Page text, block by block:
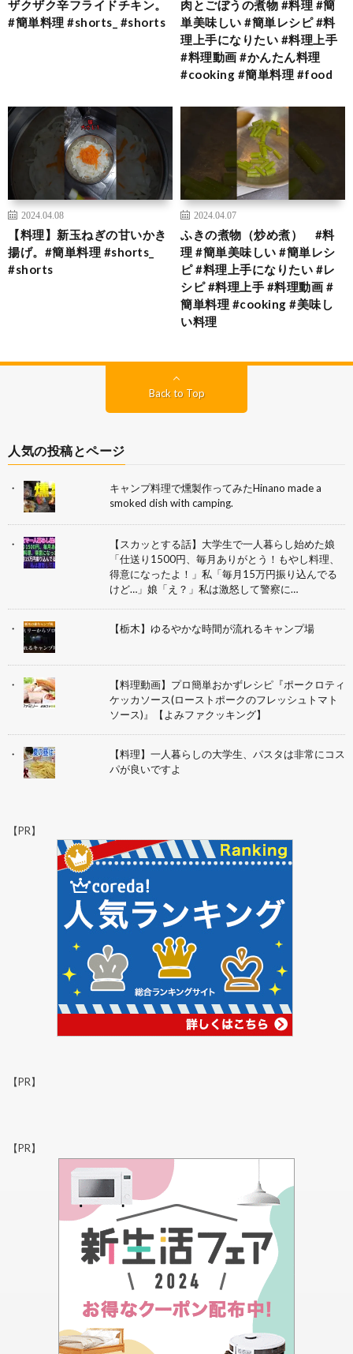
ザクザク辛フライドチキン。
#簡単料理 #shorts_ #shorts
肉とごぼうの煮物 #料理 #簡
単美味しい #簡単レシピ #料
理上手になりたい #料理上手
#料理動画 #かんたん料理
#cooking #簡単料理 #food
2024.04.08
【料理】新玉ねぎの甘いかき
揚げ。#簡単料理 #shorts_
#shorts
2024.04.07
ふきの煮物（炒め煮） #料
理 #簡単美味しい #簡単レシ
ピ #料理上手になりたい #レ
シピ #料理上手 #料理動画 #
簡単料理 #cooking #美味し
い料理
Back to Top
人気の投稿とページ
キャンプ料理で燻製作ってみたHinano made a
smoked dish with camping.
【スカッとする話】大学生で一人暮らし始めた娘
「仕送り1500円、毎月ありがとう！もやし料理、
得意になったよ！」私「毎月15万円振り込んでる
けど…」娘「え？」私は激怒して警察に…
【栃木】ゆるやかな時間が流れるキャンプ場
【料理動画】プロ簡単おかずレシピ『ポークロティ
ケッカソース(ローストポークのフレッシュトマト
ソース)』【よみファクッキング】
【料理】一人暮らしの大学生、パスタは非常にコス
パが良いですよ
【PR】
【PR】
【PR】